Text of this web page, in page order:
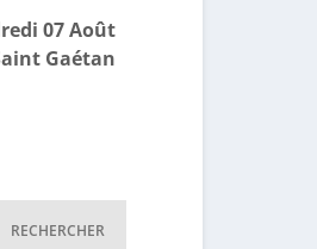
07 Août
Gaétan